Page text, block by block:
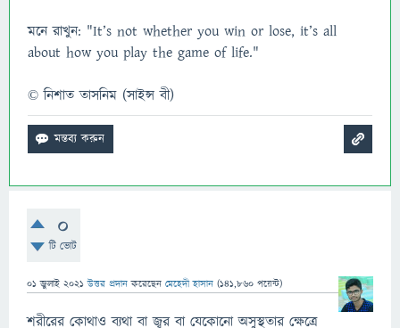
মনে রাখুন: "It’s not whether you win or lose, it’s all
about how you play the game of life."
© নিশাত তাসনিম (সাইন্স বী)
0
টি ভোট
01 জুলাই 2021 উত্তর প্রদান করেছেন মেহেদী হাসান (141,860 পয়েন্ট)
শরীরের কোথাও ব্যথা বা জ্বর বা যেকোনো অসুস্থতার ক্ষেত্রে